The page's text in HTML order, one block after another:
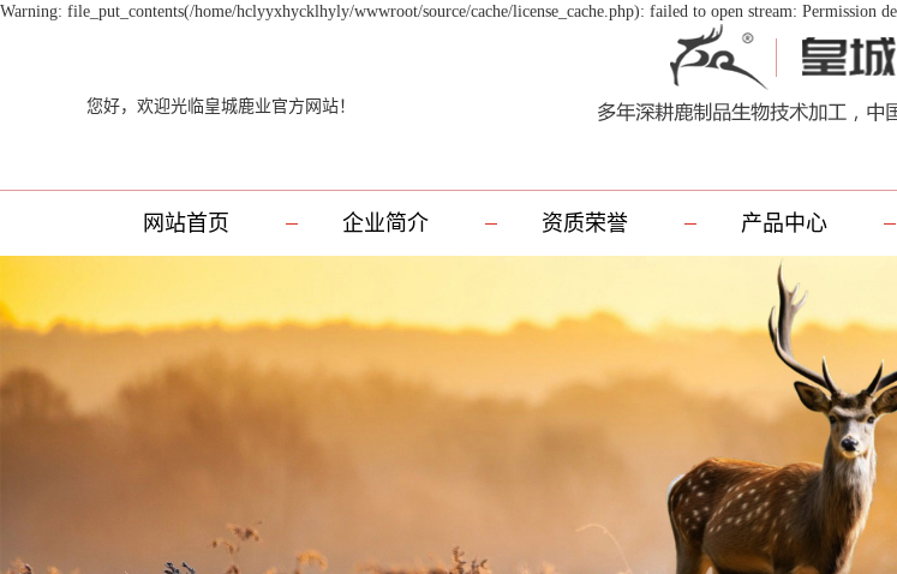
Warning: file_put_contents(/home/hclyyxhycklhyly/wwwroot/source/cache/license_cache.php): failed to open stream:
您好，欢迎光临皇城鹿业官方网站！
网站首页 企业简介 资质荣誉 产品中心